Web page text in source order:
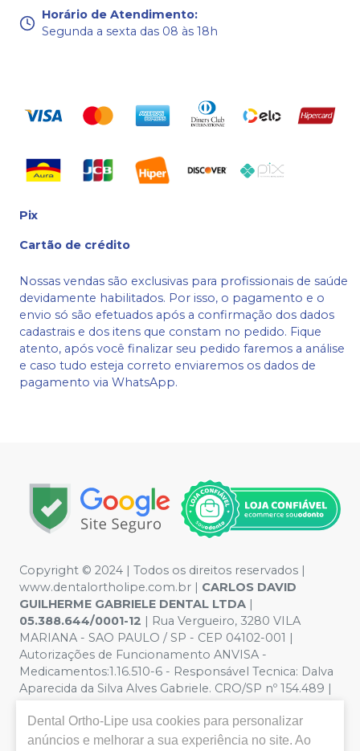
Horário de Atendimento:
Segunda a sexta das 08 às 18h
Pix
Cartão de crédito
Nossas vendas são exclusivas para profissionais de saúde
devidamente habilitados. Por isso, o pagamento e o
envio só são efetuados após a confirmação dos dados
cadastrais e dos itens que constam no pedido. Fique
atento, após você finalizar seu pedido faremos a análise
e caso tudo esteja correto enviaremos os dados de
pagamento via WhatsApp.
Copyright © 2024 | Todos os direitos reservados |
www.dentalortholipe.com.br | CARLOS DAVID
GUILHERME GABRIELE DENTAL LTDA |
05.388.644/0001-12 | Rua Vergueiro, 3280 VILA
MARIANA - SAO PAULO / SP - CEP 04102-001 |
Autorizações de Funcionamento ANVISA -
Medicamentos:1.16.510-6 - Responsável Tecnica: Dalva
Aparecida da Silva Alves Gabriele. CRO/SP nº 154.489 |
ilustrativas - Os preços e condições da loja virtual estão
sujeitos a alterações. Em caso de divergência de preços
Dental Ortho-Lipe usa cookies para personalizar
anúncios e melhorar a sua experiência no site. Ao